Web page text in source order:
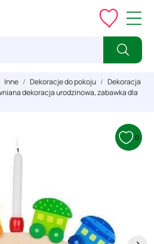
Inne Dekoracje do pokoju
Dekoracja
dekoracja urodzinowa, zabawka dla
0